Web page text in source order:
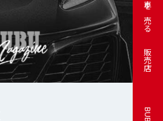
車を売る
販売店